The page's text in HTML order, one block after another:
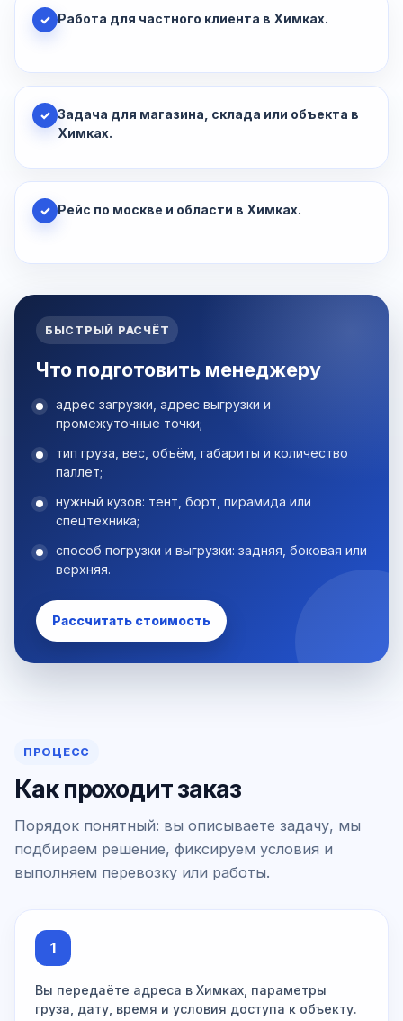
✓ Работа для частного клиента в Химках.
✓ Задача для магазина, склада или объекта в
Химках.
✓ Рейс по москве и области в Химках.
БЫСТРЫЙ РАСЧЁТ
Что подготовить менеджеру
адрес загрузки, адрес выгрузки и
промежуточные точки;
тип груза, вес, объём, габариты и количество
паллет;
нужный кузов: тент, борт, пирамида или
спецтехника;
способ погрузки и выгрузки: задняя, боковая или
верхняя.
Рассчитать стоимость
ПРОЦЕСС
Как проходит заказ
Порядок понятный: вы описываете задачу, мы
подбираем решение, фиксируем условия и
выполняем перевозку или работы.
1
Вы передаёте адреса в Химках, параметры
груза, дату, время и условия доступа к объекту.